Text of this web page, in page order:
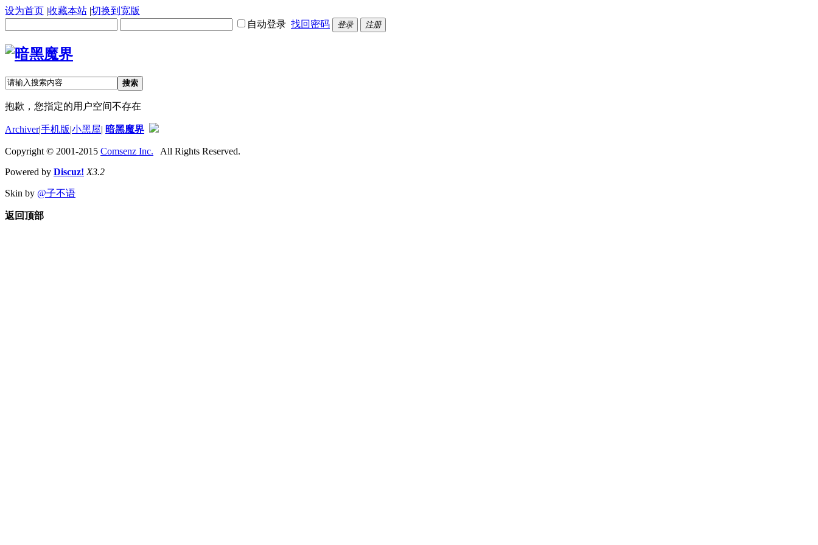
设为首页 |收藏本站 |切换到宽版
自动登录 找回密码 登录 注册
搜索
抱歉，您指定的用户空间不存在
Archiver|手机版|小黑屋| 暗黑魔界
Copyright © 2001-2015 Comsenz Inc. All Rights Reserved.
Powered by Discuz! X3.2
Skin by @子不语
返回顶部